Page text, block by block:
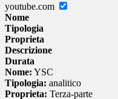
youtube.com
Nome
Tipologia
Proprieta
Descrizione
Durata
Nome: YSC
Tipologia: analitico
Proprieta: Terza-parte